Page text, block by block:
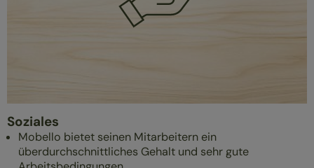
Soziales
Mobello bietet seinen Mitarbeitern ein
überdurchschnittliches Gehalt und sehr gute